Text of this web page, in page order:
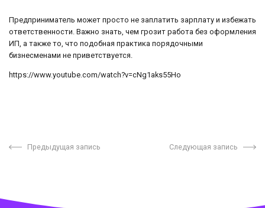
Предприниматель может просто не заплатить зарплату и избежать
ответственности. Важно знать, чем грозит работа без оформления
ИП, а также то, что подобная практика порядочными
бизнесменами не приветствуется.
https://www.youtube.com/watch?v=cNg1aks55Ho
Предыдущая запись Следующая запись